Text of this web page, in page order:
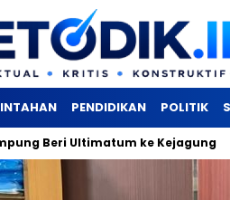
PENDIDIKAN POLITIK
Ultimatum ke Kejagung